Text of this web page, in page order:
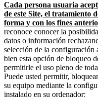
Cada persona usuaria
de este Site, el tratamiento
forma y con los fines
reconoce conocer la
datos o información
selección de la configuración
bien esta opción de bloqueo
permitirle el uso pleno de
Puede usted permitir,
su equipo mediante la
instalado en su ordenador: